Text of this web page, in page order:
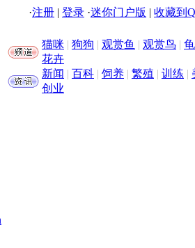
·注册 | 登录 ·迷你门户版 | 收藏到
猫咪 | 狗狗 | 观赏鱼 | 观赏鸟 |
花卉
新闻 | 百科 | 饲养 | 繁殖 | 训练 |
创业